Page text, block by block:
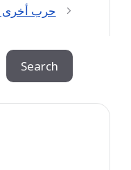
حرب أخرى
Search